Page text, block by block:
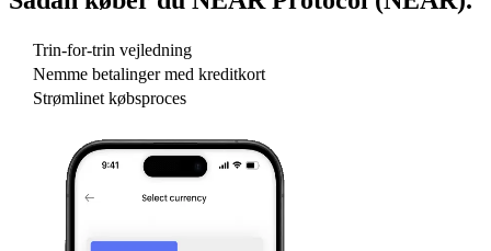
Trin-for-trin vejledning
Nemme betalinger med kreditkort
Strømlinet købsproces